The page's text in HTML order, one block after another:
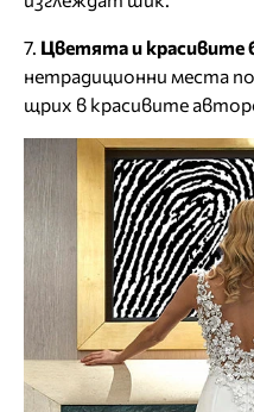
7. Цветята и красивите
нетрадиционни места
щрих в красивите